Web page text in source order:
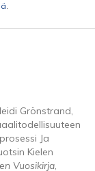
.
Grönstrand,
Ja
Kielen
Vuosikirja,